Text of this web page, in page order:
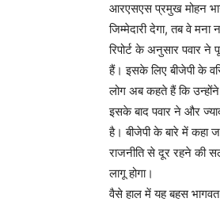
आरएसएस प्रमुख मोहन
जिम्मेदारी देगा, तब वे
रिपोर्ट के अनुसार पवार
हैं। इसके लिए बीजेपी के
लोग अब कहते हैं कि
इसके बाद पवार ने और
है। बीजेपी के बारे में कहा
राजनीति से दूर रहने की
लागू होगा।
वैसे हाल में यह बहस